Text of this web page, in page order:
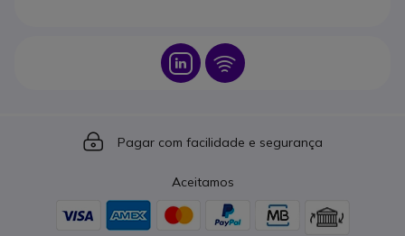
Icon Icon
Icon
Pagar com facilidade e segurança
Aceitamos